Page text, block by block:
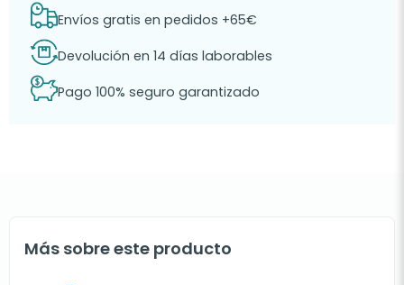
Envíos gratis en pedidos +65€
Devolución en 14 días laborables
Pago 100% seguro garantizado
Más sobre este producto